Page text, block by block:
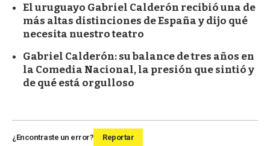
El uruguayo Gabriel Calderón recibió una de
más altas distinciones de España y dijo qué
necesita nuestro teatro
Gabriel Calderón: su balance de tres años en
la Comedia Nacional, la presión que sintió y
de qué está orgulloso
¿Encontraste un error? Reportar